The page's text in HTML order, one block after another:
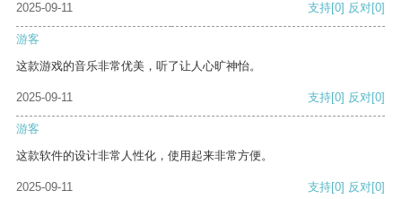
2025-09-11 支持[0] 反对[0]
游客
这款游戏的音乐非常优美，听了让人心旷神怡。
2025-09-11 支持[0] 反对[0]
游客
这款软件的设计非常人性化，使用起来非常方便。
2025-09-11 支持[0] 反对[0]